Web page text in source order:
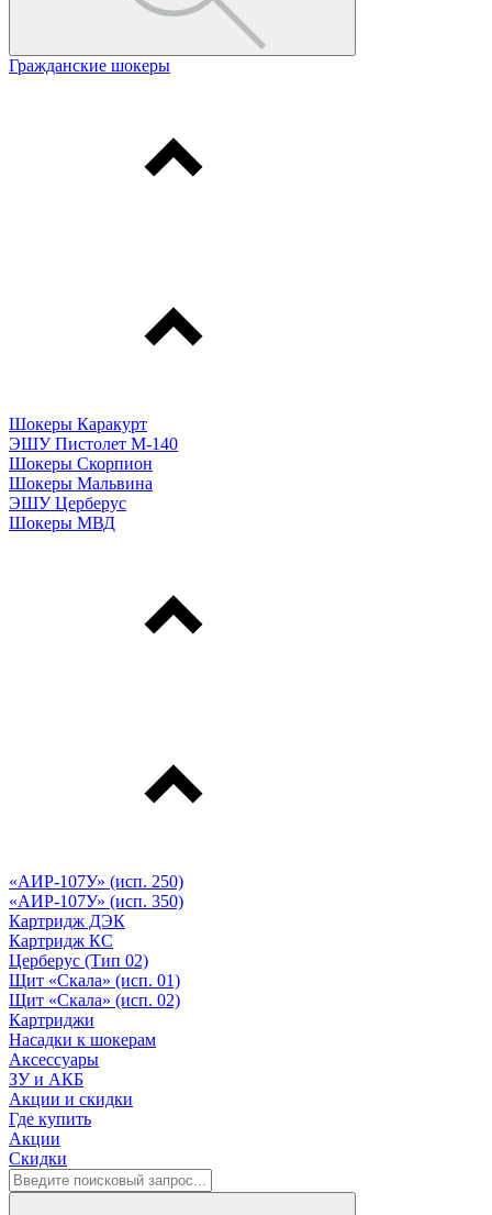
Гражданские шокеры
Шокеры Каракурт
ЭШУ Пистолет М-140
Шокеры Скорпион
Шокеры Мальвина
ЭШУ Церберус
Шокеры МВД
«АИР-107У» (исп. 250)
«АИР-107У» (исп. 350)
Картридж ДЭК
Картридж КС
Церберус (Тип 02)
Щит «Скала» (исп. 01)
Щит «Скала» (исп. 02)
Картриджи
Насадки к шокерам
Аксессуары
ЗУ и АКБ
Акции и скидки
Где купить
Акции
Скидки